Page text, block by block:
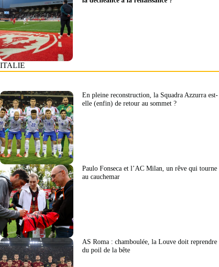
ITALIE
En pleine reconstruction, la Squadra Azzurra est-
elle (enfin) de retour au sommet ?
Paulo Fonseca et l’AC Milan, un rêve qui tourne
au cauchemar
AS Roma : chamboulée, la Louve doit reprendre
du poil de la bête